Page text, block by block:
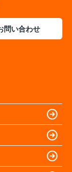
問い合わせ